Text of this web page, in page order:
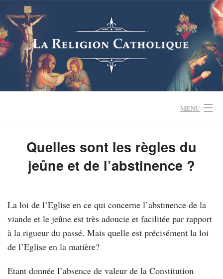
content
MENU
QUESTIONS FRÉQUENTES
SE FORMER
CRISE DE L’EGLISE
PRIER 🙏
Quelles sont les règles du
jeûne et de l’abstinence ?
La loi de l’Eglise en ce qui concerne l’abstinence de la
viande et le jeûne est très adoucie et facilitée par rapport
à la rigueur du passé. Mais quelle est précisément la loi
de l’Eglise en la matière?
Etant donnée l’absence de valeur de la Constitution